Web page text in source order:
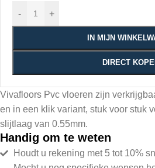
- +
IN MIJN
DIRECT
Vivafloors Pvc vloeren zijn
en in een klik variant, stuk voor stuk
slijtlaag van 0.55mm.
Handig om te weten
Houdt u rekening met 5 tot 10%